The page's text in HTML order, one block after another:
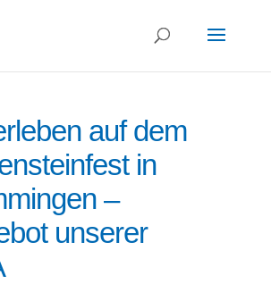
auf dem
in
–
unserer